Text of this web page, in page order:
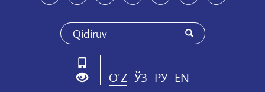
O'Z ЎЗ РУ EN